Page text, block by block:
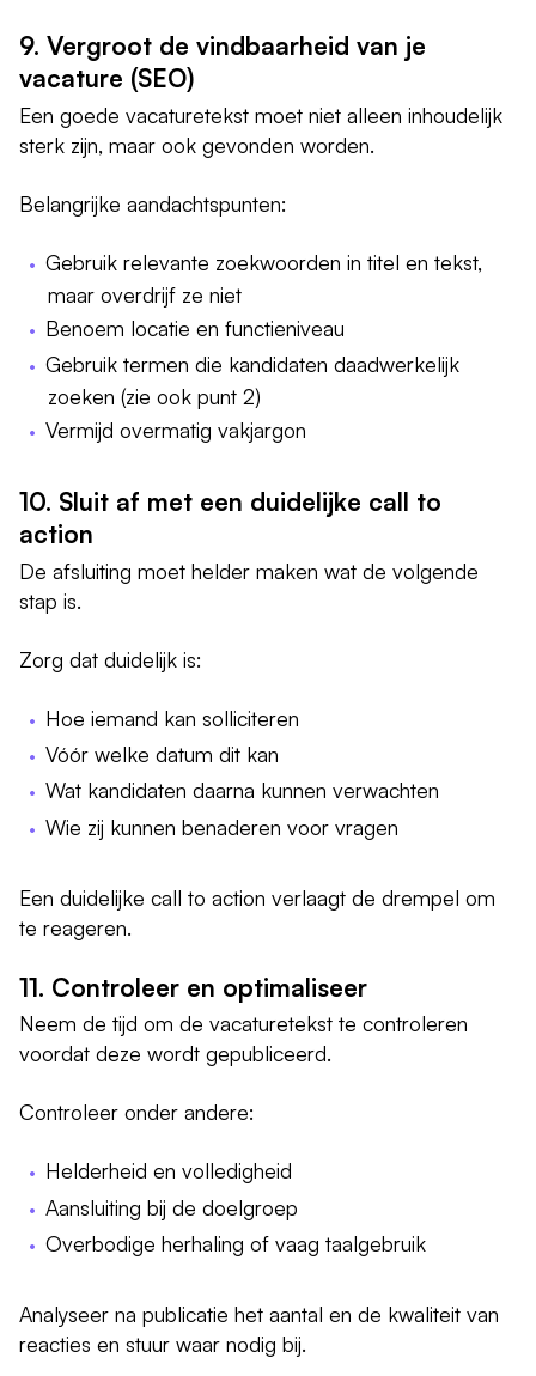
9. Vergroot de vindbaarheid van je
vacature (SEO)
Een goede vacaturetekst moet niet alleen inhoudelijk
sterk zijn, maar ook gevonden worden.
Belangrijke aandachtspunten:
Gebruik relevante zoekwoorden in titel en tekst,
maar overdrijf ze niet
Benoem locatie en functieniveau
Gebruik termen die kandidaten daadwerkelijk
zoeken (zie ook punt 2)
Vermijd overmatig vakjargon
10. Sluit af met een duidelijke call to
action
De afsluiting moet helder maken wat de volgende
stap is.
Zorg dat duidelijk is:
Hoe iemand kan solliciteren
Vóór welke datum dit kan
Wat kandidaten daarna kunnen verwachten
Wie zij kunnen benaderen voor vragen
Een duidelijke call to action verlaagt de drempel om
te reageren.
11. Controleer en optimaliseer
Neem de tijd om de vacaturetekst te controleren
voordat deze wordt gepubliceerd.
Controleer onder andere:
Helderheid en volledigheid
Aansluiting bij de doelgroep
Overbodige herhaling of vaag taalgebruik
Analyseer na publicatie het aantal en de kwaliteit van
reacties en stuur waar nodig bij.